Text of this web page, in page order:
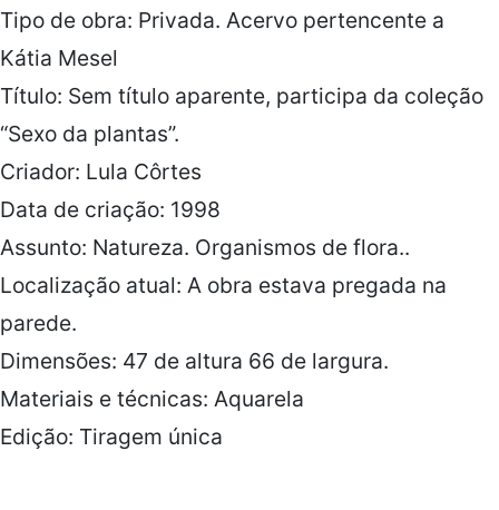
Tipo de obra: Privada. Acervo pertencente a
Kátia Mesel
Título: Sem título aparente, participa da coleção
“Sexo da plantas”.
Criador: Lula Côrtes
Data de criação: 1998
Assunto: Natureza. Organismos de flora..
Localização atual: A obra estava pregada na
parede.
Dimensões: 47 de altura 66 de largura.
Materiais e técnicas: Aquarela
Edição: Tiragem única